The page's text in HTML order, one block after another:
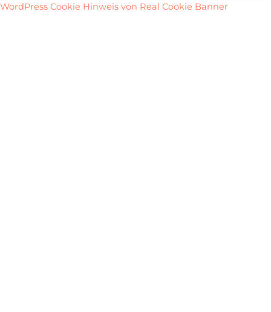
WordPress Cookie Hinweis von Real Cookie Banner